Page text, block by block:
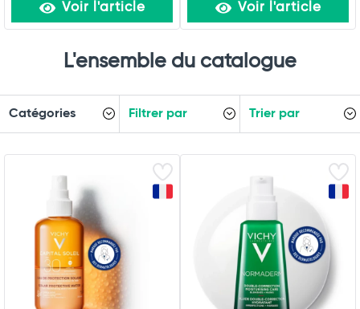
Voir l'article Voir l'article
L'ensemble du catalogue
Catégories Filtrer par Trier par